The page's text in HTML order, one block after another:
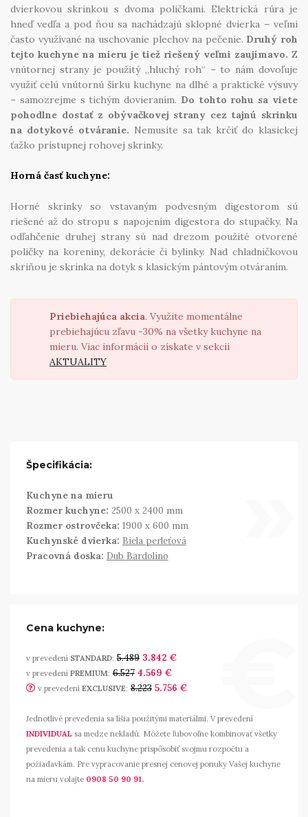
dvierkovou skrinkou s dvoma poličkami. Elektrická rúra je
hneď vedľa a pod ňou sa nachádzajú sklopné dvierka – veľmi
často využívané na uschovanie plechov na pečenie. Druhý roh
tejto kuchyne na mieru je tiež riešený veľmi zaujímavo. Z
vnútornej strany je použitý „hluchý roh“ – to nám dovoľuje
využiť celú vnútornú šírku kuchyne na dlhé a praktické výsuvy
– samozrejme s tichým dovieraním. Do tohto rohu sa viete
pohodlne dostať z obývačkovej strany cez tajnú skrinku
na dotykové otváranie. Nemusíte sa tak krčiť do klasickej
ťažko prístupnej rohovej skrinky.
Horná časť kuchyne:
Horné skrinky so vstavaným podvesným digestorom sú
riešené až do stropu s napojením digestora do stupačky. Na
odľahčenie druhej strany sú nad drezom použité otvorené
poličky na koreniny, dekorácie či bylinky. Nad chladničkovou
skriňou je skrinka na dotyk s klasickým pántovým otváraním.
Priebiehajúca akcia. Využite momentálne
prebiehajúcu zľavu -30% na všetky kuchyne na
mieru. Viac informácií o získate v sekcii
AKTUALITY
Špecifikácia:
Kuchyne na mieru
Rozmer kuchyne: 2500 x 2400 mm
Rozmer ostrovčeka: 1900 x 600 mm
Kuchynské dvierka: Biela perleťová
Pracovná doska: Dub Bardolino
Cena kuchyne:
v prevedení STANDARD: 5.4893.842 €
v prevedení PREMIUM: 6.5274.569 €
v prevedení EXCLUSIVE: 8.2235.756 €
Jednotlivé prevedenia sa líšia použitými materiálmi. V prevedení
INDIVIDUAL sa medze nekladú. Môžete ľubovoľne kombinovať všetky
prevedenia a tak cenu kuchyne prispôsobiť svojmu rozpočtu a
požiadavkám. Pre vypracovanie presnej cenovej ponuky Vašej kuchyne
na mieru volajte 0908 50 90 91.